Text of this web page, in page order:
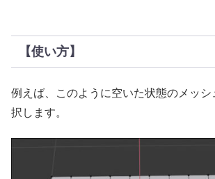
【使い方】
例えば、このように空いた状態のメッシ
択します。